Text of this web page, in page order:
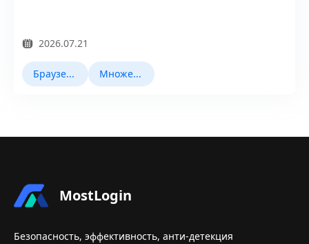
2026.07.21
Браузер Fingerprint Множественный учет
MostLogin
Безопасность, эффективность, анти-детекция